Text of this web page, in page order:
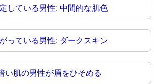
している男性: 中間的な肌色
っている男性: ダークスキン
い肌の男性が眉をひそめる